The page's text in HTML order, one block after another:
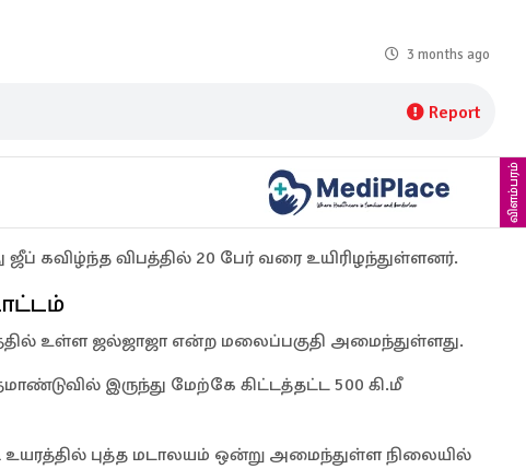
3 months ago
Report
விளம்பரம்
ஜீப் கவிழ்ந்த விபத்தில் 20 பேர் வரை உயிரிழந்துள்ளனர்.
உள்ள ஜல்ஜாஜா என்ற மலைப்பகுதி அமைந்துள்ளது.
இருந்து மேற்கே கிட்டத்தட்ட 500 கி.மீ
உயரத்தில் புத்த மடாலயம் ஒன்று அமைந்துள்ள நிலையில்